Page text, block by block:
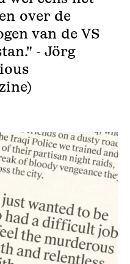
over de
van de VS
- Jörg